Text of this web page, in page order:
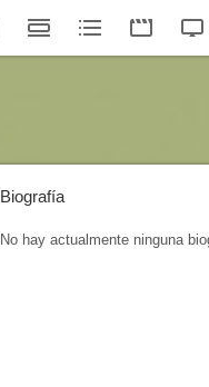
Biografía
No hay actualmente ninguna